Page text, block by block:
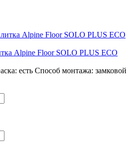
Alpine Floor SOLO PLUS ЕСО
есть Способ монтажа: замковой